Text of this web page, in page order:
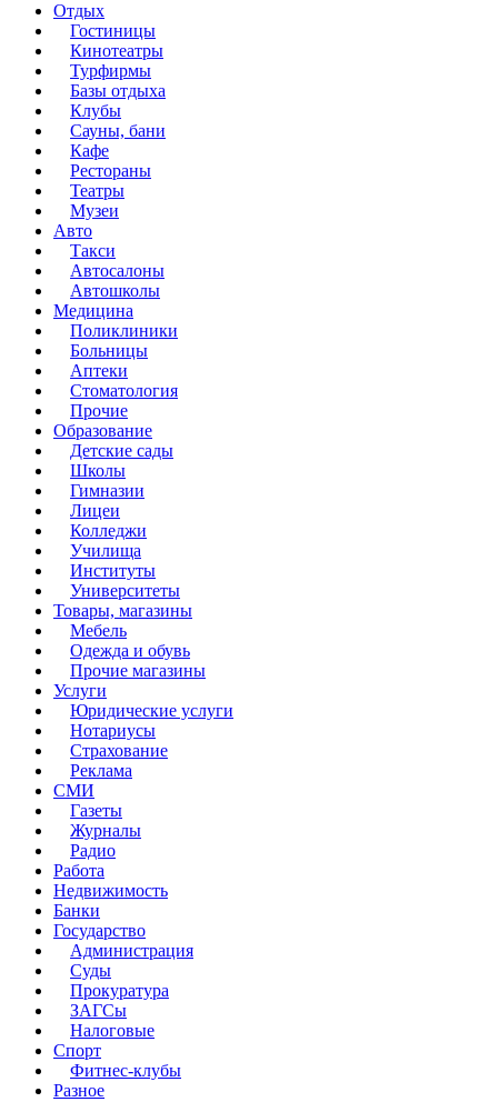
Отдых
Гостиницы
Кинотеатры
Турфирмы
Базы отдыха
Клубы
Сауны, бани
Кафе
Рестораны
Театры
Музеи
Авто
Такси
Автосалоны
Автошколы
Медицина
Поликлиники
Больницы
Аптеки
Стоматология
Прочие
Образование
Детские сады
Школы
Гимназии
Лицеи
Колледжи
Училища
Институты
Университеты
Товары, магазины
Мебель
Одежда и обувь
Прочие магазины
Услуги
Юридические услуги
Нотариусы
Страхование
Реклама
СМИ
Газеты
Журналы
Радио
Работа
Недвижимость
Банки
Государство
Администрация
Суды
Прокуратура
ЗАГСы
Налоговые
Спорт
Фитнес-клубы
Разное